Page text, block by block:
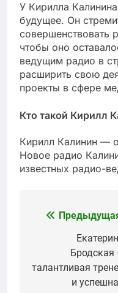
У Кирилла
будущее. Он
совершенствовать
чтобы оно
ведущим радио в
расширить свою
проекты в сфере
Кто такой Кирилл
Кирилл Калинин —
Новое радио
известных радио-
Навигация
записям
Бродская
талантливая
и